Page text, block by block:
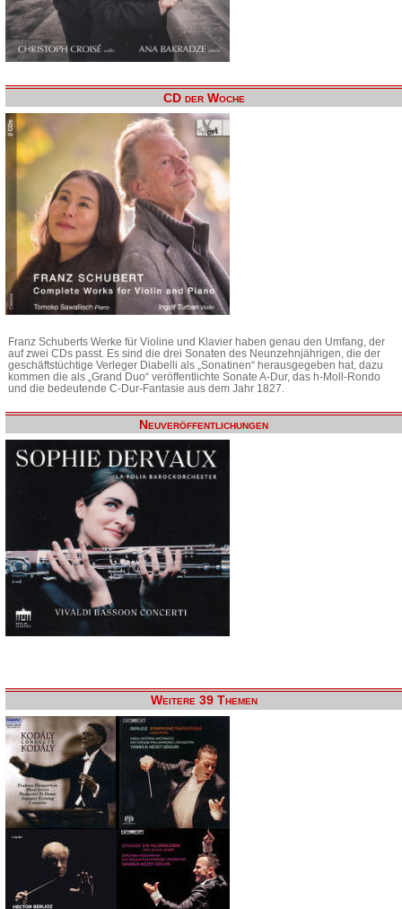
CD der Woche
Franz Schuberts Werke für Violine und Klavier haben genau den Umfang, der
auf zwei CDs passt. Es sind die drei Sonaten des Neunzehnjährigen, die der
geschäftstüchtige Verleger Diabelli als „Sonatinen“ herausgegeben hat, dazu
kommen die als „Grand Duo“ veröffentlichte Sonate A-Dur, das h-Moll-Rondo
und die bedeutende C-Dur-Fantasie aus dem Jahr 1827.
Neuveröffentlichungen
Weitere 39 Themen